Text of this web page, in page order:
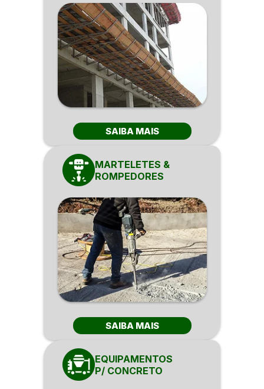
SAIBA MAIS
MARTELETES &
ROMPEDORES
SAIBA MAIS
EQUIPAMENTOS
P/ CONCRETO